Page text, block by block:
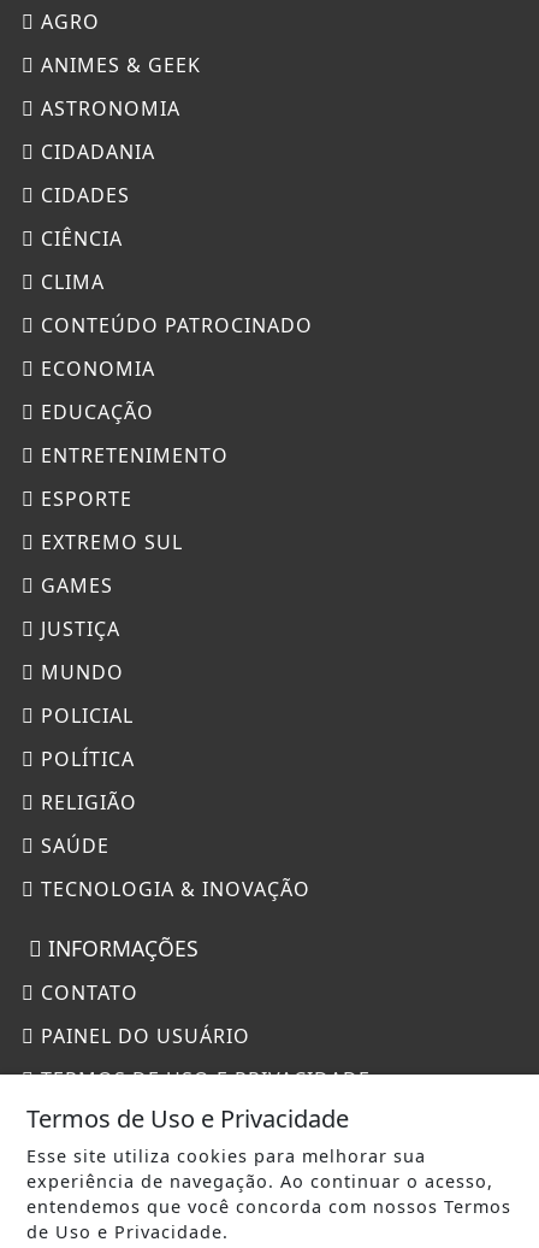
AGRO
ANIMES & GEEK
ASTRONOMIA
CIDADANIA
CIDADES
CIÊNCIA
CLIMA
CONTEÚDO PATROCINADO
ECONOMIA
EDUCAÇÃO
ENTRETENIMENTO
ESPORTE
EXTREMO SUL
GAMES
JUSTIÇA
MUNDO
POLICIAL
POLÍTICA
RELIGIÃO
SAÚDE
TECNOLOGIA & INOVAÇÃO
INFORMAÇÕES
CONTATO
PAINEL DO USUÁRIO
TERMOS DE USO E PRIVACIDADE
SOBRE
Termos de Uso e Privacidade
Esse site utiliza cookies para melhorar sua
experiência de navegação. Ao continuar o acesso,
entendemos que você concorda com nossos Termos
de Uso e Privacidade.